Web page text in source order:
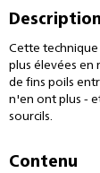
Description
Cette
plus élevées en
de fins poils
n'en ont plus -
sourcils.
Contenu